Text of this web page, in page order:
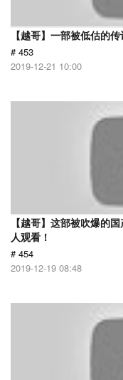
【越哥】一部被低估的
# 453
2019-12-21 10:00
【越哥】这部被吹爆的
人观看！
# 454
2019-12-19 08:48